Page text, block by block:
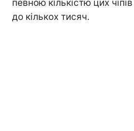
певною кількістю цих чіпів
до кількох тисяч.